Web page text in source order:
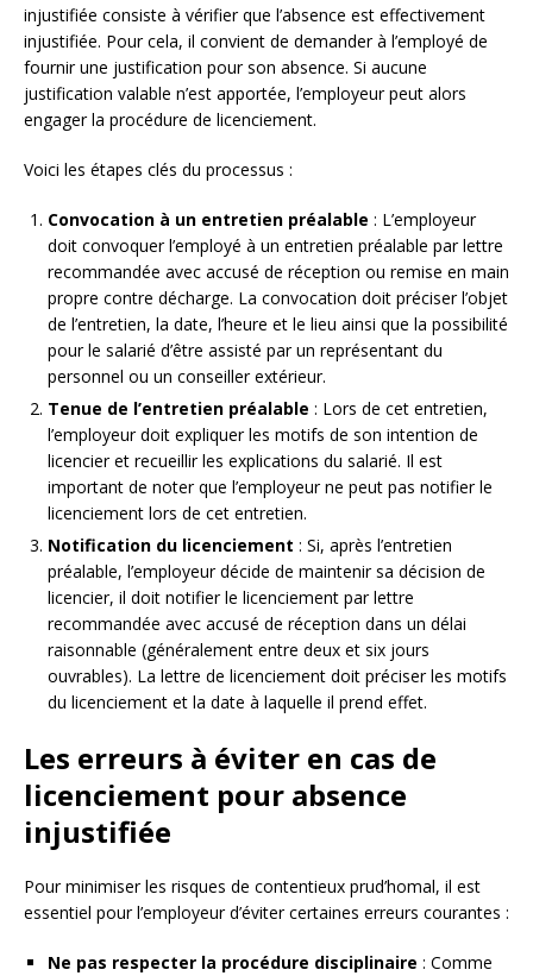
injustifiée consiste à vérifier que l’absence est effectivement
injustifiée. Pour cela, il convient de demander à l’employé de
fournir une justification pour son absence. Si aucune
justification valable n’est apportée, l’employeur peut alors
engager la procédure de licenciement.
Voici les étapes clés du processus :
Convocation à un entretien préalable : L’employeur
doit convoquer l’employé à un entretien préalable par lettre
recommandée avec accusé de réception ou remise en main
propre contre décharge. La convocation doit préciser l’objet
de l’entretien, la date, l’heure et le lieu ainsi que la possibilité
pour le salarié d’être assisté par un représentant du
personnel ou un conseiller extérieur.
Tenue de l’entretien préalable : Lors de cet entretien,
l’employeur doit expliquer les motifs de son intention de
licencier et recueillir les explications du salarié. Il est
important de noter que l’employeur ne peut pas notifier le
licenciement lors de cet entretien.
Notification du licenciement : Si, après l’entretien
préalable, l’employeur décide de maintenir sa décision de
licencier, il doit notifier le licenciement par lettre
recommandée avec accusé de réception dans un délai
raisonnable (généralement entre deux et six jours
ouvrables). La lettre de licenciement doit préciser les motifs
du licenciement et la date à laquelle il prend effet.
Les erreurs à éviter en cas de
licenciement pour absence
injustifiée
Pour minimiser les risques de contentieux prud’homal, il est
essentiel pour l’employeur d’éviter certaines erreurs courantes :
Ne pas respecter la procédure disciplinaire : Comme